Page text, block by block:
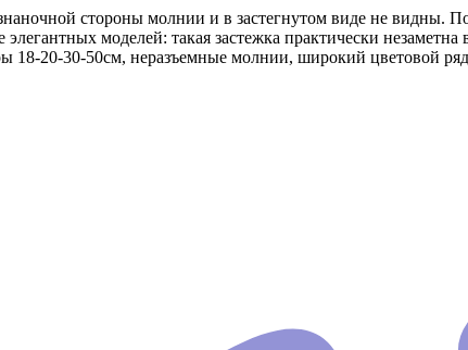
стороны молнии и в застегнутом виде не видны.
моделей: такая застежка практически
18-20-30-50см, неразъемные молнии, широкий цветовой